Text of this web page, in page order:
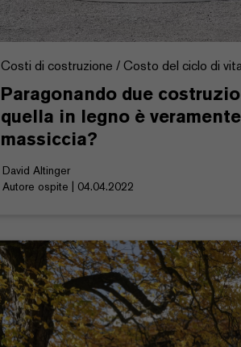
Costi di costruzione / Costo del ciclo di
Paragonando due
quella in legno è
massiccia?
David Altinger
Autore ospite | 04.04.2022